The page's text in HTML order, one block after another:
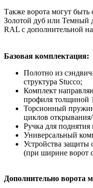
Также ворота могут
Золотой дуб или Темный
RAL с дополнительной
Базовая комплектация:
Полотно из
структура Stucco;
Комплект
профиля толщиной
Торсионный
циклов
Ручка для поднятия
Универсальный
Устройства
(при ширине ворот
Дополнительно ворота